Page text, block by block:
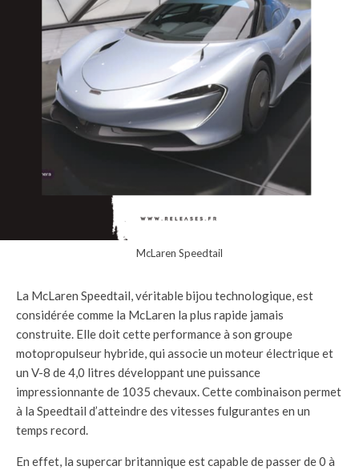
McLaren Speedtail
La McLaren Speedtail, véritable bijou technologique, est
considérée comme la McLaren la plus rapide jamais
construite. Elle doit cette performance à son groupe
motopropulseur hybride, qui associe un moteur électrique et
un V-8 de 4,0 litres développant une puissance
impressionnante de 1035 chevaux. Cette combinaison permet
à la Speedtail d’atteindre des vitesses fulgurantes en un
temps record.
En effet, la supercar britannique est capable de passer de 0 à